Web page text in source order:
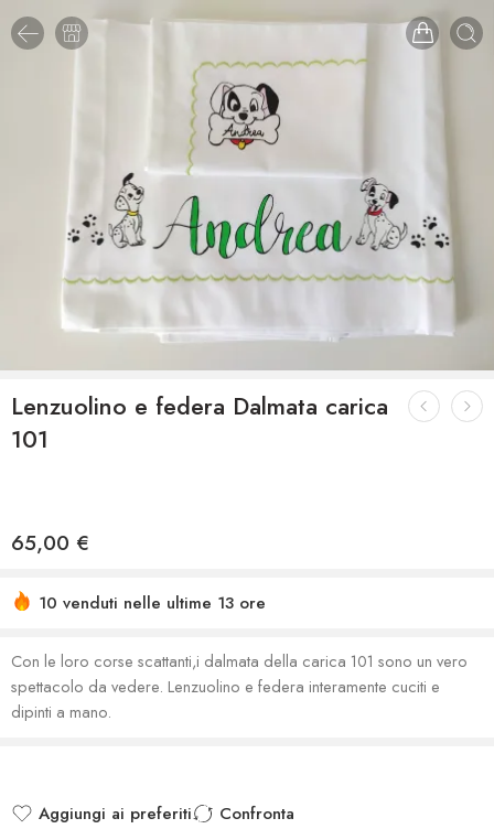
Lenzuolino e federa Dalmata carica
101
65,00 €
10 venduti nelle ultime 13 ore
Con le loro corse scattanti,i dalmata della carica 101 sono un vero
spettacolo da vedere. Lenzuolino e federa interamente cuciti e
dipinti a mano.
Aggiungi ai preferiti
Confronta